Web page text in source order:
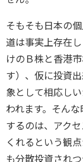
そもそも日本の
道は事実上存在
けのＢ株と香港
す）、仮に投資
象として相応し
われます。そん
するのは、アク
くれるという観
も分散投資され